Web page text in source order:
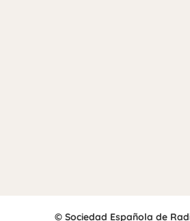
© Sociedad Española de